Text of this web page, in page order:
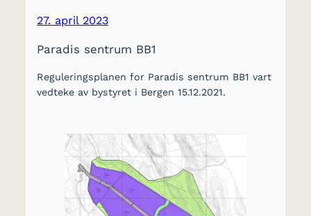
27. april 2023
Paradis sentrum BB1
Reguleringsplanen for Paradis sentrum BB1 vart
vedteke av bystyret i Bergen 15.12.2021.